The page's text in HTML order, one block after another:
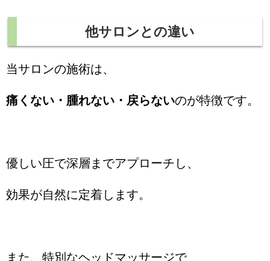
他サロンとの違い
当サロンの施術は、
痛くない・腫れない・戻らないのが特徴です。
優しい圧で深層までアプローチし、
効果が自然に定着します。
また、特別なヘッドマッサージで